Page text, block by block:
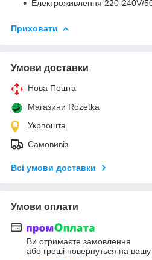
Електроживлення 220-240V/
Приховати
Умови доставки
Нова Пошта
Магазини Rozetka
Укрпошта
Самовивіз
Всі умови доставки
Умови оплати
Ви отримаєте замовлення
або гроші повернуться на вашу